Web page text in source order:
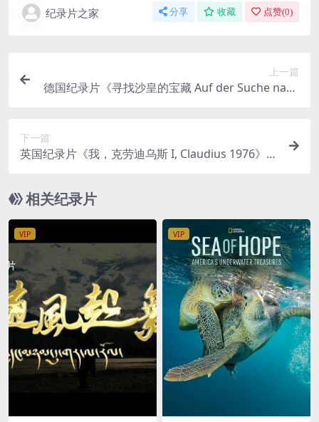
纪录片之家 分享 收藏 点赞(0)
上一篇
德国纪录片《寻找沙皇的宝藏 Auf der Suche nach
下一篇
英国纪录片《我，克劳迪乌斯 I, Claudius 1976》全
史
相关纪录片
VIP VIP